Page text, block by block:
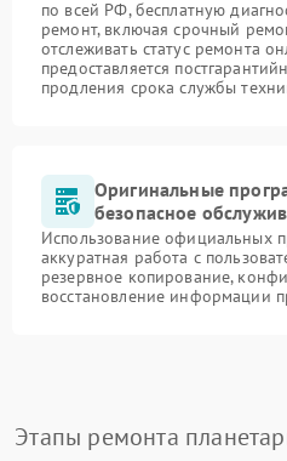
по всей РФ, бесплатную
ремонт, включая срочный
отслеживать статус ремонта
предоставляется
продления срока службы
Оригинальные
безопасное
Использование официальных
аккуратная работа с
резервное копирование,
восстановление информации
Этапы ремонта